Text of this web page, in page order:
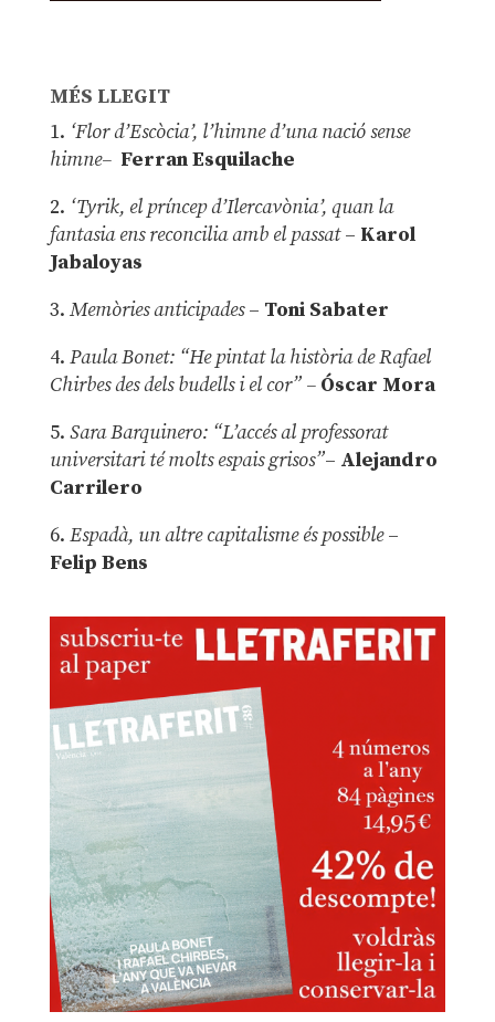
MÉS LLEGIT
1. ‘Flor d’Escòcia’, l’himne d’una nació sense
himne– Ferran Esquilache
2. ‘Tyrik, el príncep d’Ilercavònia’, quan la
fantasia ens reconcilia amb el passat– Karol
Jabaloyas
3. Memòries anticipades– Toni Sabater
4. Paula Bonet: “He pintat la història de Rafael
Chirbes des dels budells i el cor” –Óscar Mora
5. Sara Barquinero: “L’accés al professorat
universitari té molts espais grisos”– Alejandro
Carrilero
6. Espadà, un altre capitalisme és possible –
Felip Bens